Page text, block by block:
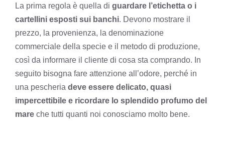
La prima regola è quella di guardare l’etichetta o i
cartellini esposti sui banchi. Devono mostrare il
prezzo, la provenienza, la denominazione
commerciale della specie e il metodo di produzione,
così da informare il cliente di cosa sta comprando. In
seguito bisogna fare attenzione all’odore, perché in
una pescheria deve essere delicato, quasi
impercettibile e ricordare lo splendido profumo del
mare che tutti quanti noi conosciamo molto bene.